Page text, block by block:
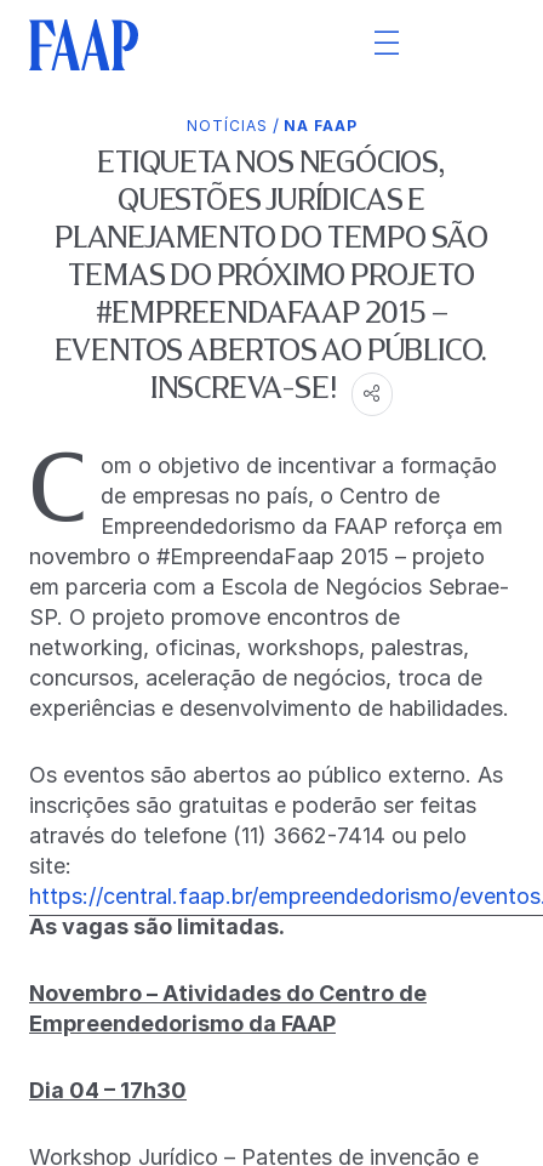
NOTÍCIAS / NA FAAP
ETIQUETA NOS NEGÓCIOS,
QUESTÕES JURÍDICAS E
PLANEJAMENTO DO TEMPO SÃO
TEMAS DO PRÓXIMO PROJETO
#EMPREENDAFAAP 2015 –
EVENTOS ABERTOS AO PÚBLICO.
INSCREVA-SE!
C
om o objetivo de incentivar a formação
de empresas no país, o Centro de
Empreendedorismo da FAAP reforça em
novembro o #EmpreendaFaap 2015 – projeto
em parceria com a Escola de Negócios Sebrae-
SP. O projeto promove encontros de
networking, oficinas, workshops, palestras,
concursos, aceleração de negócios, troca de
experiências e desenvolvimento de habilidades.
Os eventos são abertos ao público externo. As
inscrições são gratuitas e poderão ser feitas
através do telefone (11) 3662-7414 ou pelo
site:
https://central.faap.br/empreendedorismo/
As vagas são limitadas.
Novembro – Atividades do Centro de
Empreendedorismo da FAAP
Dia 04 – 17h30
Workshop Jurídico – Patentes de invenção e